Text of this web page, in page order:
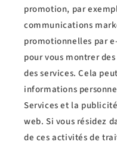
promotion, par
communications
promotionnelles par
pour vous montrer
des services. Cela
informations
Services et la
web. Si vous résidez
de ces activités de